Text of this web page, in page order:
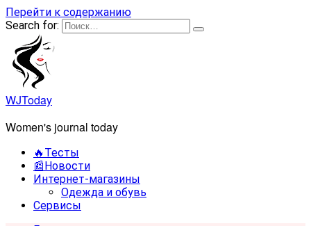
Перейти к содержанию
Search for:
WJToday
Women's journal today
🔥Тесты
📰Новости
Интернет-магазины
Одежда и обувь
Сервисы